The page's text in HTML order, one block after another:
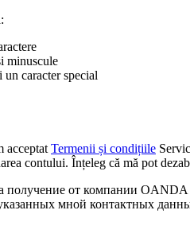
minuscule
caracter special
acceptat Termenii și condițiile
contului. Înțeleg că mă pot
получение от компании
мной контактных